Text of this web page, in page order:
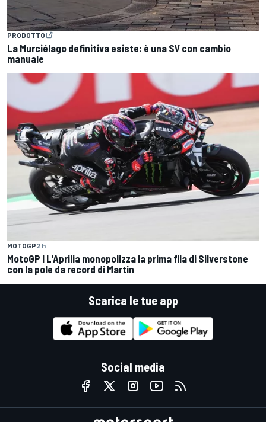
PRODOTTO
La Murciélago definitiva esiste: è una SV con cambio
manuale
MOTOGP2 h
MotoGP | L'Aprilia monopolizza la prima fila di Silverstone
con la pole da record di Martin
Scarica le tue app
Social media